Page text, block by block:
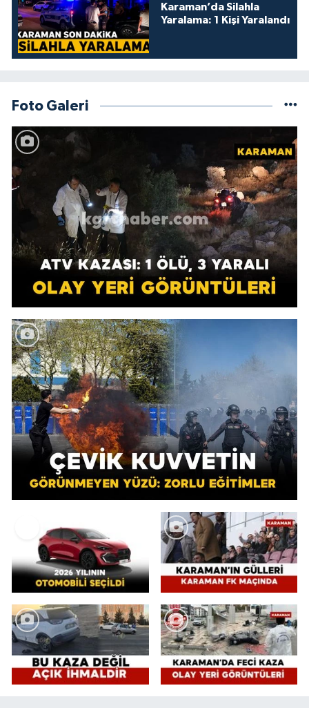
Karaman’da Silahla
Yaralama: 1 Kişi Yaralandı
Foto Galeri